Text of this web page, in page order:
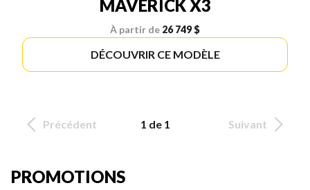
MAVERICK X3
À partir de 26 749 $
DÉCOUVRIR CE MODÈLE
Précédent 1 de 1 Suivant
PROMOTIONS